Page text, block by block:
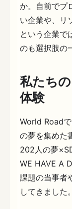
か。自前でプ
い企業や、リ
という企業で
のも選択肢の
私たち
体験
World Road
の夢を集めた
202人の夢
WE HAVE A
課題の当事者
してきました。